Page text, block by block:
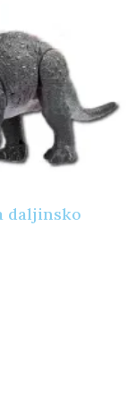
daljinsko